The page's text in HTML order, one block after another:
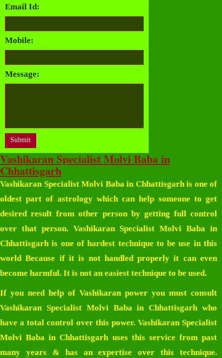
Email Id:
Mobile:
Message:
Vashikaran Specialist Molvi Baba in
Chhattisgarh
Vashikaran Specialist Molvi Baba in Chhattisgarhis one of
oldest part of astrology which can help someone to get
desired result from other person by getting full control
over that person. Vashikaran Specialist Molvi Baba in
Chhattisgarhis one of hardest technique to be use in this
world Because if it is not handled properly it can even
become harmful. It is not an easiest technique to be used.
If you need help of Vashikaran power you must consult
Vashikaran Specialist Molvi Baba in Chhattisgarhwho
have a total control over this power. Vashikaran Specialist
Molvi Baba in Chhattisgarhuses this service from past
many years & has an expertise over this technique.